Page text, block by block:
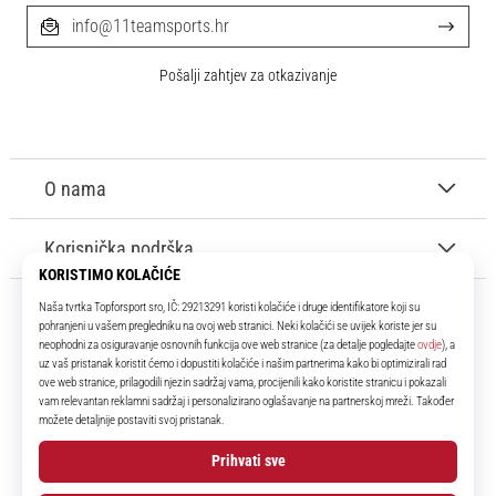
11teamsports.hr
Tvoj smo pouzdani suigrač već više od 16 godina! Cijelo to vrijeme
donosimo ti najbolje i najnovije proizvode iz svijeta nogometa.
Facebook
Instagram
O nama
Korisnička podrška
info@11teamsports.hr
Pošalji zahtjev za otkazivanje